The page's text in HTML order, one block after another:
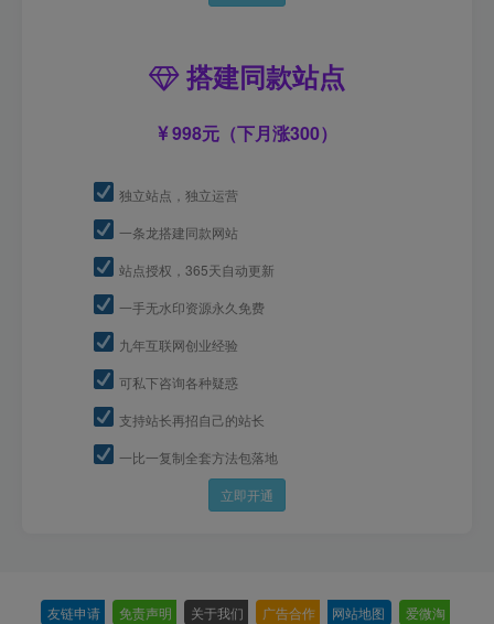
搭建同款站点
998元（下月涨300）
独立站点，独立运营
一条龙搭建同款网站
站点授权，365天自动更新
一手无水印资源永久免费
九年互联网创业经验
可私下咨询各种疑惑
支持站长再招自己的站长
一比一复制全套方法包落地
立即开通
友链申请 免责声明 关于我们 广告合作 网站地图 爱微淘